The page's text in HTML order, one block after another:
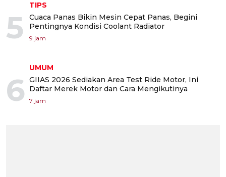
5
TIPS
Cuaca Panas Bikin Mesin Cepat Panas, Begini
Pentingnya Kondisi Coolant Radiator
9 jam
6
UMUM
GIIAS 2026 Sediakan Area Test Ride Motor, Ini
Daftar Merek Motor dan Cara Mengikutinya
7 jam